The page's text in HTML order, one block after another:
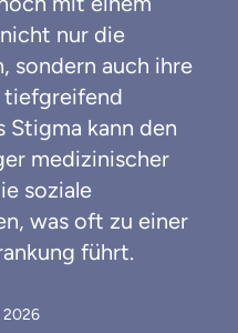
nur die
sondern auch ihre
tiefgreifend
Stigma kann den
medizinischer
soziale
was oft zu einer
führt.
2026
fühlst.